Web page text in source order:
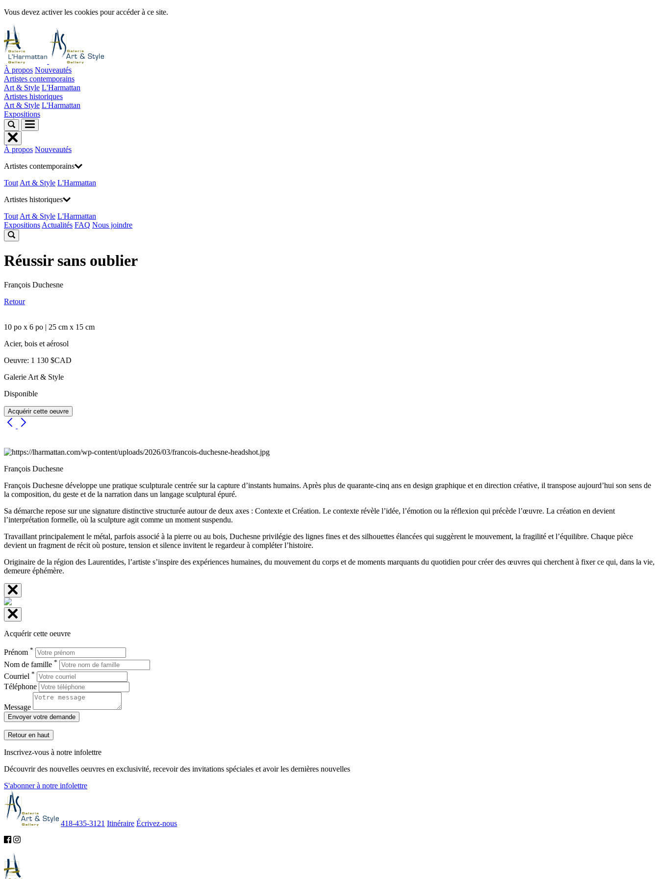
Vous devez activer les cookies pour accéder à ce site.
À propos Nouveautés
Artistes contemporains
Art & Style L'Harmattan
Artistes historiques
Art & Style L'Harmattan
Expositions
À propos Nouveautés
Artistes contemporains
Tout Art & Style L'Harmattan
Artistes historiques
Tout Art & Style L'Harmattan
Expositions Actualités FAQ Nous joindre
Réussir sans oublier
François Duchesne
Retour
10 po x 6 po | 25 cm x 15 cm
Acier, bois et aérosol
Oeuvre: 1 130 $CAD
Galerie Art & Style
Disponible
Acquérir cette oeuvre
François Duchesne
François Duchesne développe une pratique sculpturale centrée sur la capture d’instants humains. Après plus de quarante-cinq ans en design graphique et en direction créative, il transpose aujourd’hui son sens de
la composition, du geste et de la narration dans un langage sculptural épuré.
Sa démarche repose sur une signature distinctive structurée autour de deux axes : Contexte et Création. Le contexte révèle l’idée, l’émotion ou la réflexion qui précède l’œuvre. La création en devient
l’interprétation formelle, où la sculpture agit comme un moment suspendu.
Travaillant principalement le métal, parfois associé à la pierre ou au bois, Duchesne privilégie des lignes fines et des silhouettes élancées qui suggèrent le mouvement, la fragilité et l’équilibre. Chaque pièce
devient un fragment de récit où posture, tension et silence invitent le regardeur à compléter l’histoire.
Originaire de la région des Laurentides, l’artiste s’inspire des expériences humaines, du mouvement du corps et de moments marquants du quotidien pour créer des œuvres qui cherchent à fixer ce qui, dans la vie,
demeure éphémère.
Acquérir cette oeuvre
Prénom *
Nom de famille *
Courriel *
Téléphone
Message
Envoyer votre demande
Retour en haut
Inscrivez-vous à notre infolettre
Découvrir des nouvelles oeuvres en exclusivité, recevoir des invitations spéciales et avoir les dernières nouvelles
S'abonner à notre infolettre
418-435-3121 Itinéraire Écrivez-nous